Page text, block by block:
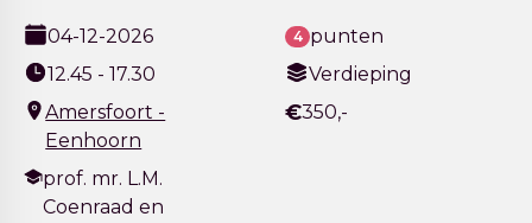
04-12-2026
12.45 - 17.30
Amersfoort -
Eenhoorn
prof. mr. L.M.
Coenraad en
4 punten
Verdieping
€350,-